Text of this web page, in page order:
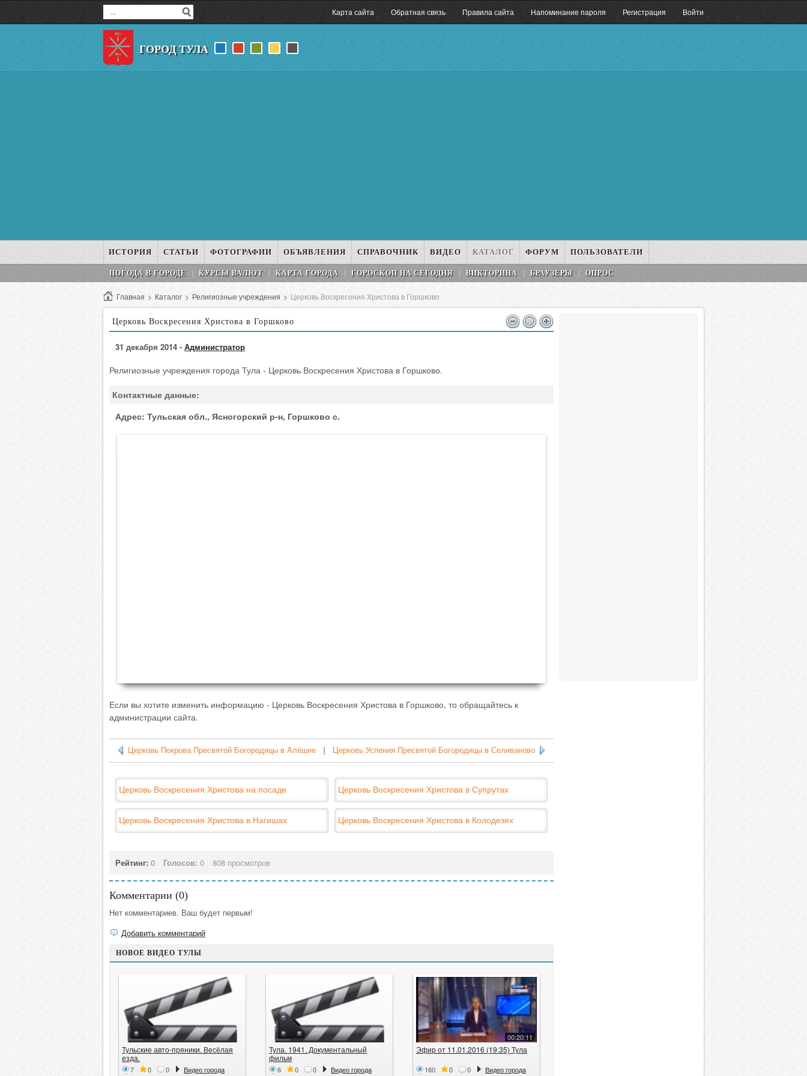
Карта сайта Обратная связь Правила сайта Напоминание пароля Регистрация Войти
ГОРОД ТУЛА
ИСТОРИЯ СТАТЬИ ФОТОГРАФИИ ОБЪЯВЛЕНИЯ СПРАВОЧНИК ВИДЕО КАТАЛОГ ФОРУМ ПОЛЬЗОВАТЕЛИ
ПОГОДА В ГОРОДЕ КУРСЫ ВАЛЮТ КАРТА ГОРОДА ГОРОСКОП НA СEГОДНЯ ВИКТОРИНА БРАУЗЕРЫ ОПРОС
Главная > Каталог > Религиозные учреждения > Церковь Воскресения Христова в Горшково
Церковь Воскресения Христова в Горшково
31 декабря 2014 - Администратор
Религиозные учреждения города Тула - Церковь Воскресения Христова в Горшково.
Контактные данные:
Адрес: Тульская обл., Ясногорский р-н, Горшково с.
Если вы хотите изменить информацию - Церковь Воскресения Христова в Горшково, то обращайтесь к
администрации сайта.
Церковь Покрова Пресвятой Богородицы в Алёшне Церковь Успения Пресвятой Богородицы в Селиваново
Церковь Воскресения Христова на посаде Церковь Воскресения Христова в Супрутах
Церковь Воскресения Христова в Нагишах Церковь Воскресения Христова в Колодезях
Рейтинг: 0 Голосов: 0 808 просмотров
Комментарии (0)
Нет комментариев. Ваш будет первым!
Добавить комментарий
НОВОЕ ВИДЕО ТУЛЫ
Тульские авто-пряники. Весёлая
езда.
7 0 0
Видео города
Тула. 1941. Документальный
фильм
6 0 0
Видео города
00:20:11
Эфир от 11.01.2016 (19.35) Тула
160 0 0
Видео города